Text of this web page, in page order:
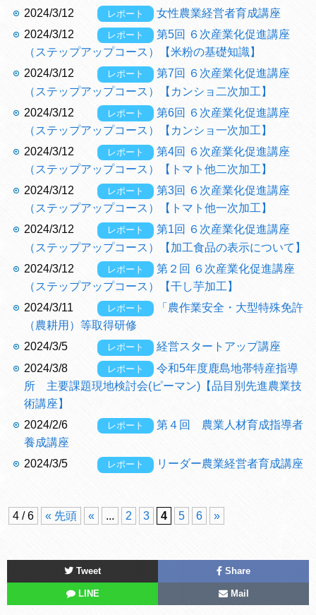
2024/3/12
レポート
女性農業経営者育成講座
2024/3/12
レポート
第5回 ６次産業化促進講座
（ステップアップコース）【米粉の基礎知識】
2024/3/12
レポート
第7回 ６次産業化促進講座
（ステップアップコース）【カンショ二次加工】
2024/3/12
レポート
第6回 ６次産業化促進講座
（ステップアップコース）【カンショ一次加工】
2024/3/12
レポート
第4回 ６次産業化促進講座
（ステップアップコース）【トマト他二次加工】
2024/3/12
レポート
第3回 ６次産業化促進講座
（ステップアップコース）【トマト他一次加工】
2024/3/12
レポート
第1回 ６次産業化促進講座
（ステップアップコース）【加工食品の表示について】
2024/3/12
レポート
第２回 ６次産業化促進講座
（ステップアップコース）【干し芋加工】
2024/3/11
レポート
「農作業安全・大型特殊免許
（農耕用）等取得研修
2024/3/5
レポート
経営スタートアップ講座
2024/3/8
レポート
令和5年度鹿島地帯特産指導
所 主要課題現地検討会(ピーマン)【品目別先進農業技
術講座】
2024/2/6
レポート
第４回 農業人材育成指導者
養成講座
2024/3/5
レポート リーダー農業経営者育成講座
4 / 6 « 先頭 « ... 2 3 4 5 6 »
Tweet Share
LINE Mail